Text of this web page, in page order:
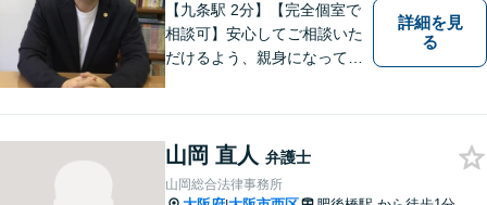
【九条駅 2分】【完全個室で
相談可】安心してご相談いた
だけるよう、親身になってお
法律問題は時間の経過ととも
に事態が悪化することが多い
です。 お気軽にご相談くださ
詳細を見
る
山岡 直人 弁護士
山岡総合法律事務所